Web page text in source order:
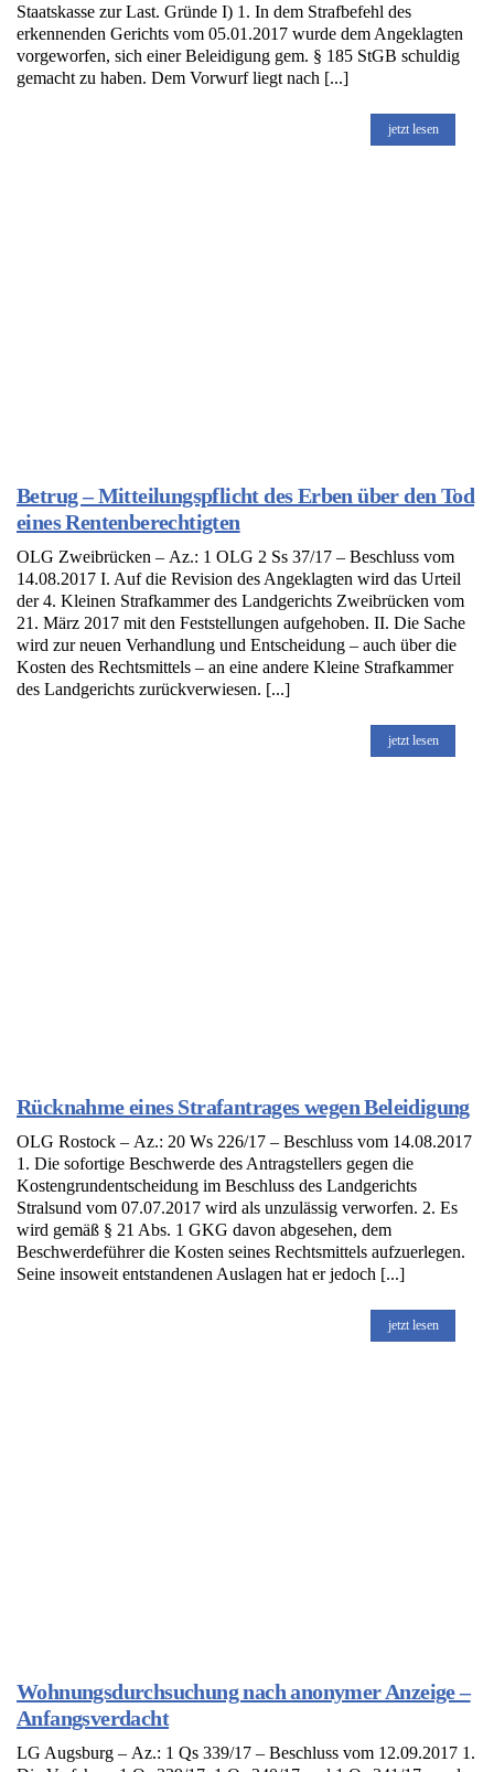
Staatskasse zur Last. Gründe I) 1. In dem Strafbefehl des
erkennenden Gerichts vom 05.01.2017 wurde dem Angeklagten
vorgeworfen, sich einer Beleidigung gem. § 185 StGB schuldig
gemacht zu haben. Dem Vorwurf liegt nach [...]
jetzt lesen
Betrug – Mitteilungspflicht des Erben über den Tod
eines Rentenberechtigten
OLG Zweibrücken – Az.: 1 OLG 2 Ss 37/17 – Beschluss vom
14.08.2017 I. Auf die Revision des Angeklagten wird das Urteil
der 4. Kleinen Strafkammer des Landgerichts Zweibrücken vom
21. März 2017 mit den Feststellungen aufgehoben. II. Die Sache
wird zur neuen Verhandlung und Entscheidung – auch über die
Kosten des Rechtsmittels – an eine andere Kleine Strafkammer
des Landgerichts zurückverwiesen. [...]
jetzt lesen
Rücknahme eines Strafantrages wegen Beleidigung
OLG Rostock – Az.: 20 Ws 226/17 – Beschluss vom 14.08.2017
1. Die sofortige Beschwerde des Antragstellers gegen die
Kostengrundentscheidung im Beschluss des Landgerichts
Stralsund vom 07.07.2017 wird als unzulässig verworfen. 2. Es
wird gemäß § 21 Abs. 1 GKG davon abgesehen, dem
Beschwerdeführer die Kosten seines Rechtsmittels aufzuerlegen.
Seine insoweit entstandenen Auslagen hat er jedoch [...]
jetzt lesen
Wohnungsdurchsuchung nach anonymer Anzeige –
Anfangsverdacht
LG Augsburg – Az.: 1 Qs 339/17 – Beschluss vom 12.09.2017 1.